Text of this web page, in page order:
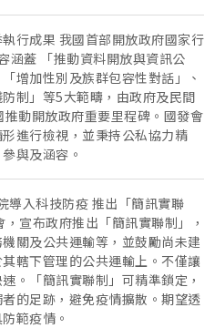
行成果 我國首部開放政府國家行
涵蓋 「推動資料開放與資訊公
增加性別及族群包容性對話」、
制」等5大範疇，由政府及民間
動開放政府重要里程碑。國發會
進行檢視，並秉持公私協力精
與及涵容。
導入科技防疫 推出「簡訊實聯
宣布政府推出「簡訊實聯制」，
關及公共運輸等，並鼓勵尚未建
轄下管理的公共運輸上。不僅讓
。「簡訊實聯制」可精準鎖定，
的足跡，避免疫情擴散。期望透
範疫情。